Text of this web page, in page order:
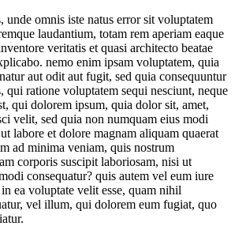
unde omnis iste natus error sit voluptatem
laudantium, totam rem aperiam eaque
veritatis et quasi architecto beatae
nemo enim ipsam voluptatem, quia
aut odit aut fugit, sed quia consequuntur
qui ratione voluptatem sequi nesciunt, neque
qui dolorem ipsum, quia dolor sit, amet,
velit, sed quia non numquam eius modi
labore et dolore magnam aliquam quaerat
ad minima veniam, quis nostrum
corporis suscipit laboriosam, nisi ut
consequatur? quis autem vel eum iure
ea voluptate velit esse, quam nihil
vel illum, qui dolorem eum fugiat, quo